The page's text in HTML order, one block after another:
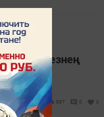
"Безнең
897 0 0